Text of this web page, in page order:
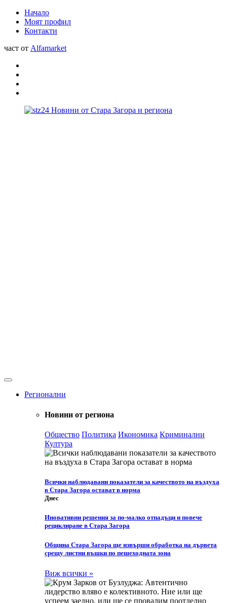
Начало
Моят профил
Контакти
част от Alfamarket
Регионални
Новини от региона
Общество Политика Икономика Криминални
Култура
Всички наблюдавани показатели за качеството на въздуха
в Стара Загора остават в норма
Днес
Иновативни решения за по-малко отпадъци и повече
рециклиране в Стара Загора
Община Стара Загора ще извърши обработка на дървета
срещу листни въшки по пешеходната зона
Виж всички »